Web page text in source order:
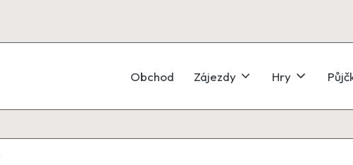
Obchod Zájezdy Hry